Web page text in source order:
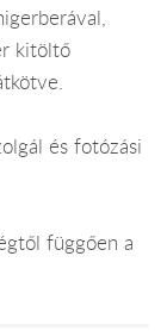
kitöltő
és fotózási
függően a